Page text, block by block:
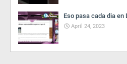
Eso pasa cada dia en
April 24, 2023